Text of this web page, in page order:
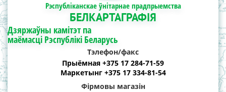
Рэспубліканскае ўнітарнае прадпрыемства
БЕЛКАРТАГРАФІЯ
Дзяржаўны камітэт па
маёмасці Рэспублікі Беларусь
Тэлефон/факс
Прыёмная +375 17 284-71-59
Маркетынг +375 17 334-81-54
Фірмовы магазін